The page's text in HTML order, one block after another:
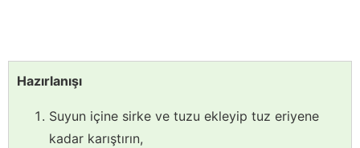
Hazırlanışı
Suyun içine sirke ve tuzu ekleyip tuz eriyene
kadar karıştırın,